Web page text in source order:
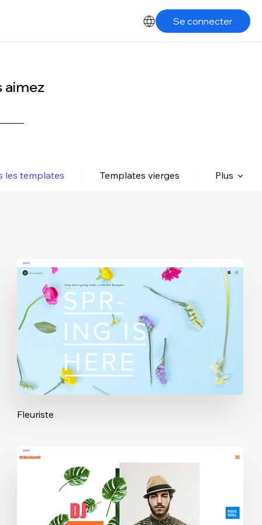
Se connecter
aimez
les templates Templates vierges Plus
Fleuriste